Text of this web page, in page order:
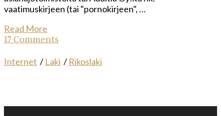
vaatimuskirjeen (tai "pornokirjeen", …
Read More
17 Comments
Internet / Laki / Rikoslaki